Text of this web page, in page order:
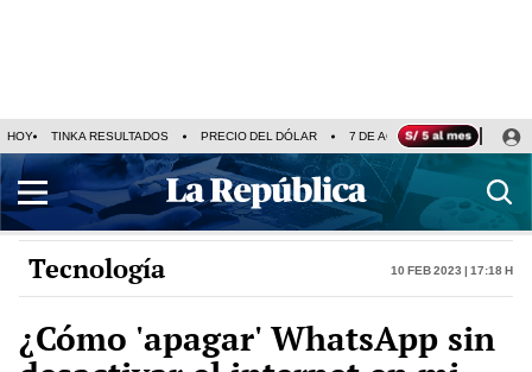
HOY TINKA RESULTADOS PRECIO DEL DÓLAR 7 DE AGOSTO OLLANTA
Tecnología 10 Feb 2023 | 17:18 h
¿Cómo 'apagar' WhatsApp sin